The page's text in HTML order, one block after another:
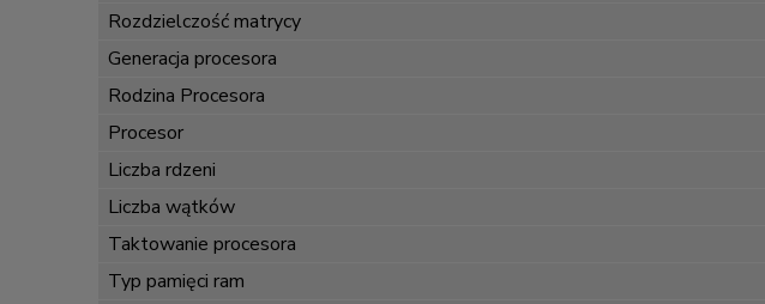
Rozdzielczość matrycy
Generacja procesora
Rodzina Procesora
Procesor
Liczba rdzeni
Liczba wątków
Taktowanie procesora
Typ pamięci ram